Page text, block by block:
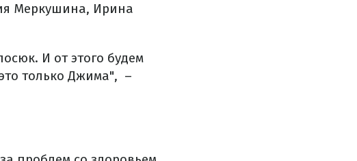
Меркушина, Ирина
И от этого будем
только Джима", –